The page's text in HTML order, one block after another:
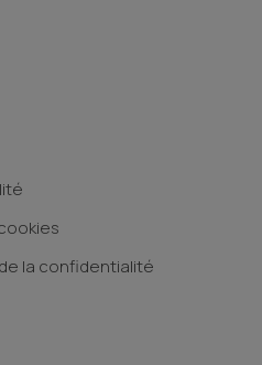
la confidentialité